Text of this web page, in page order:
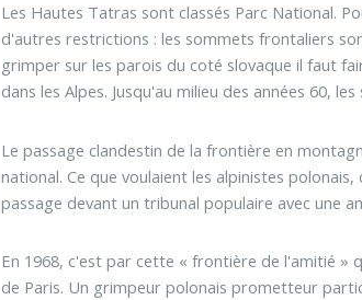
Les Hautes Tatras sont classés Parc National.
d'autres restrictions : les sommets frontaliers
grimper sur les parois du coté slovaque il faut
dans les Alpes. Jusqu'au milieu des années 60,
Le passage clandestin de la frontière en
national. Ce que voulaient les alpinistes
passage devant un tribunal populaire avec une
En 1968, c'est par cette « frontière de l'amitié »
de Paris. Un grimpeur polonais prometteur